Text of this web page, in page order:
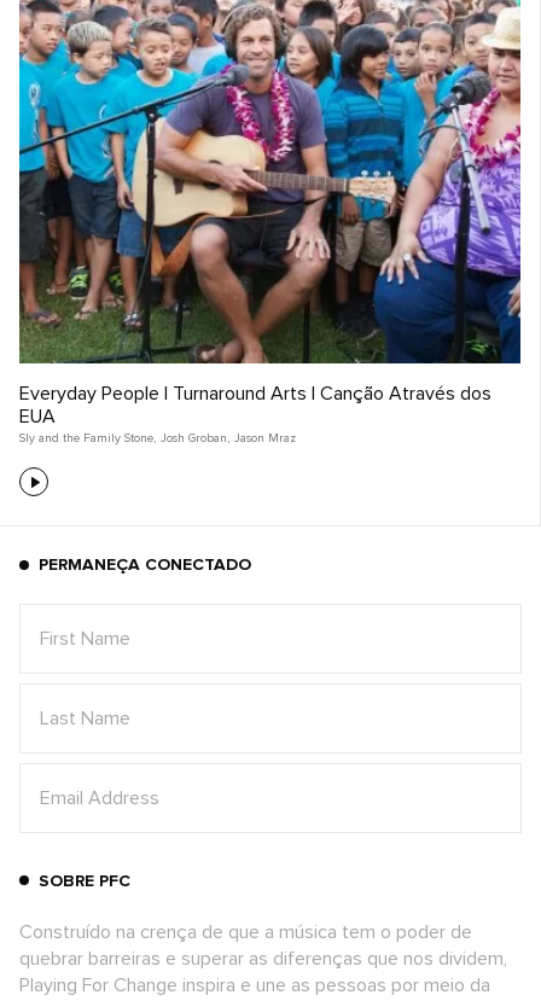
Everyday People | Turnaround Arts | Canção Através dos
EUA
Sly and the Family Stone, Josh Groban , Jason Mraz
PERMANEÇA CONECTADO
SOBRE PFC
Construído na crença de que a música tem o poder de
quebrar barreiras e superar as diferenças que nos dividem,
Playing For Change inspira e une as pessoas por meio da